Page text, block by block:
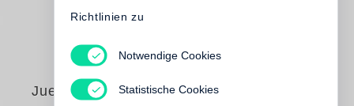
Juergen Teller,
Richtlinien zu
Notwendige Cookies
Statistische Cookies